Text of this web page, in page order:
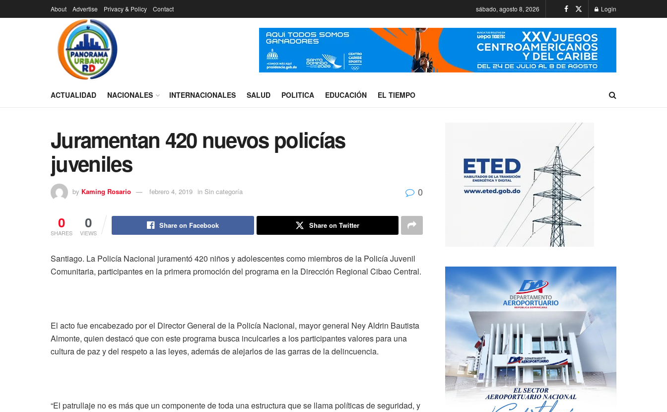
About Advertise Privacy & Policy Contact sábado, agosto 8, 2026 Login
ACTUALIDAD NACIONALES INTERNACIONALES SALUD POLITICA EDUCACIÓN EL TIEMPO
Juramentan 420 nuevos policías
juveniles
by Kaming Rosario febrero 4, 2019 in Sin categoría 0
0
SHARES
0
VIEWS
Share on Facebook Share on Twitter
Santiago. La Policía Nacional juramentó 420 niños y adolescentes como miembros de la Policía Juvenil
Comunitaria, participantes en la primera promoción del programa en la Dirección Regional Cibao Central.
El acto fue encabezado por el Director General de la Policía Nacional, mayor general Ney Aldrin Bautista
Almonte, quien destacó que con este programa busca inculcarles a los participantes valores para una
cultura de paz y del respeto a las leyes, además de alejarlos de las garras de la delincuencia.
“El patrullaje no es más que un componente de toda una estructura que se llama políticas de seguridad, y